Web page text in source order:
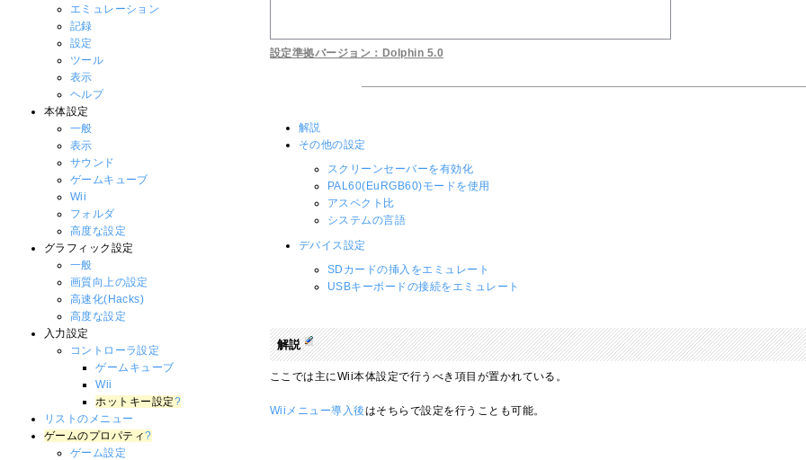
設定準拠バージョン：Dolphin 5.0
解説
その他の設定
スクリーンセーバーを有効化
PAL60(EuRGB60)モードを使用
アスペクト比
システムの言語
デバイス設定
SDカードの挿入をエミュレート
USBキーボードの接続をエミュレート
解説
ここでは主にWii本体設定で行うべき項目が置かれている。
Wiiメニュー導入後はそちらで設定を行うことも可能。
エミュレーション
記録
設定
ツール
表示
ヘルプ
本体設定
一般
表示
サウンド
ゲームキューブ
Wii
フォルダ
高度な設定
グラフィック設定
一般
画質向上の設定
高速化(Hacks)
高度な設定
入力設定
コントローラ設定
ゲームキューブ
Wii
ホットキー設定?
リストのメニュー
ゲームのプロパティ?
ゲーム設定